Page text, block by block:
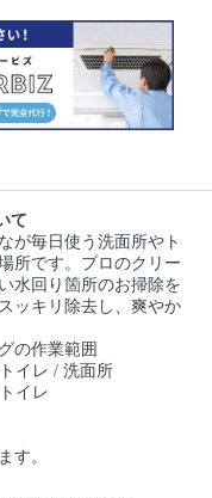
て
が毎日使う洗面所やト
所です。プロのクリー
水回り箇所のお掃除を
ッキリ除去し、爽やか
の作業範囲
イレ / 洗面所
イレ
す。